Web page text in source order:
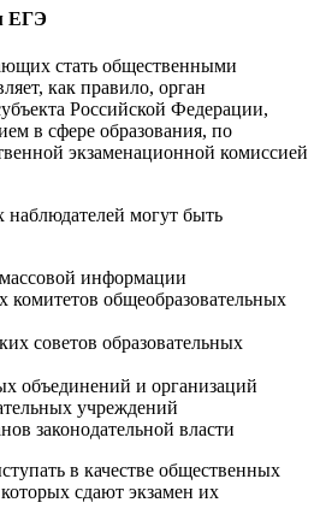
ЕГЭ
стать общественными
как правило, орган
Российской Федерации,
в сфере образования, по
экзаменационной комиссией
наблюдателей могут быть
информации
комитетов общеобразовательных
советов образовательных
объединений и организаций
учреждений
законодательной власти
в качестве общественных
сдают экзамен их